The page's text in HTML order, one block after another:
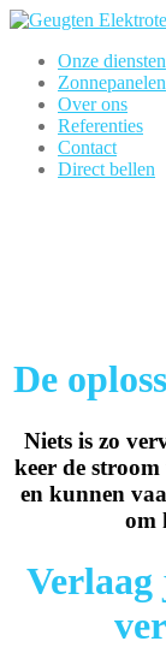
Onze diensten
Zonnepanelen
Over ons
Referenties
Contact
Direct bellen
De
Niets is zo
keer de
en kunnen
om
Verlaag